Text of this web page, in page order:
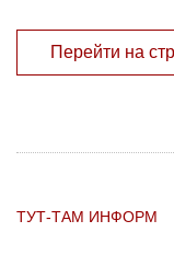
Перейти на
ТУТ-ТАМ ИНФОРМ